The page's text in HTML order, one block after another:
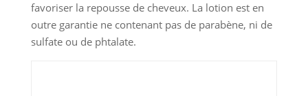
favoriser la repousse de cheveux. La lotion est en
outre garantie ne contenant pas de parabène, ni de
sulfate ou de phtalate.